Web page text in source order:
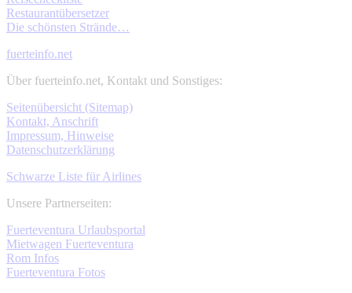
Restaurantübersetzer
Die schönsten Strände…
fuerteinfo.net
Über fuerteinfo.net, Kontakt und Sonstiges:
Seitenübersicht (Sitemap)
Kontakt, Anschrift
Impressum, Hinweise
Datenschutzerklärung
Schwarze Liste für Airlines
Unsere Partnerseiten:
Fuerteventura Urlaubsportal
Mietwagen Fuerteventura
Rom Infos
Fuerteventura Fotos